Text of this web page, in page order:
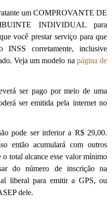
um COMPROVANTE DE
INDIVIDUAL para
você prestar serviço para que
corretamente, inclusive
Veja um modelo na página de
ser pago por meio de uma
ser emitida pela internet no
pode ser inferior a R$ 29,00.
então acumulará com outros
o total alcance esse valor mínimo
do número de inscrição na
liberal para emitir a GPS, ou
dele.